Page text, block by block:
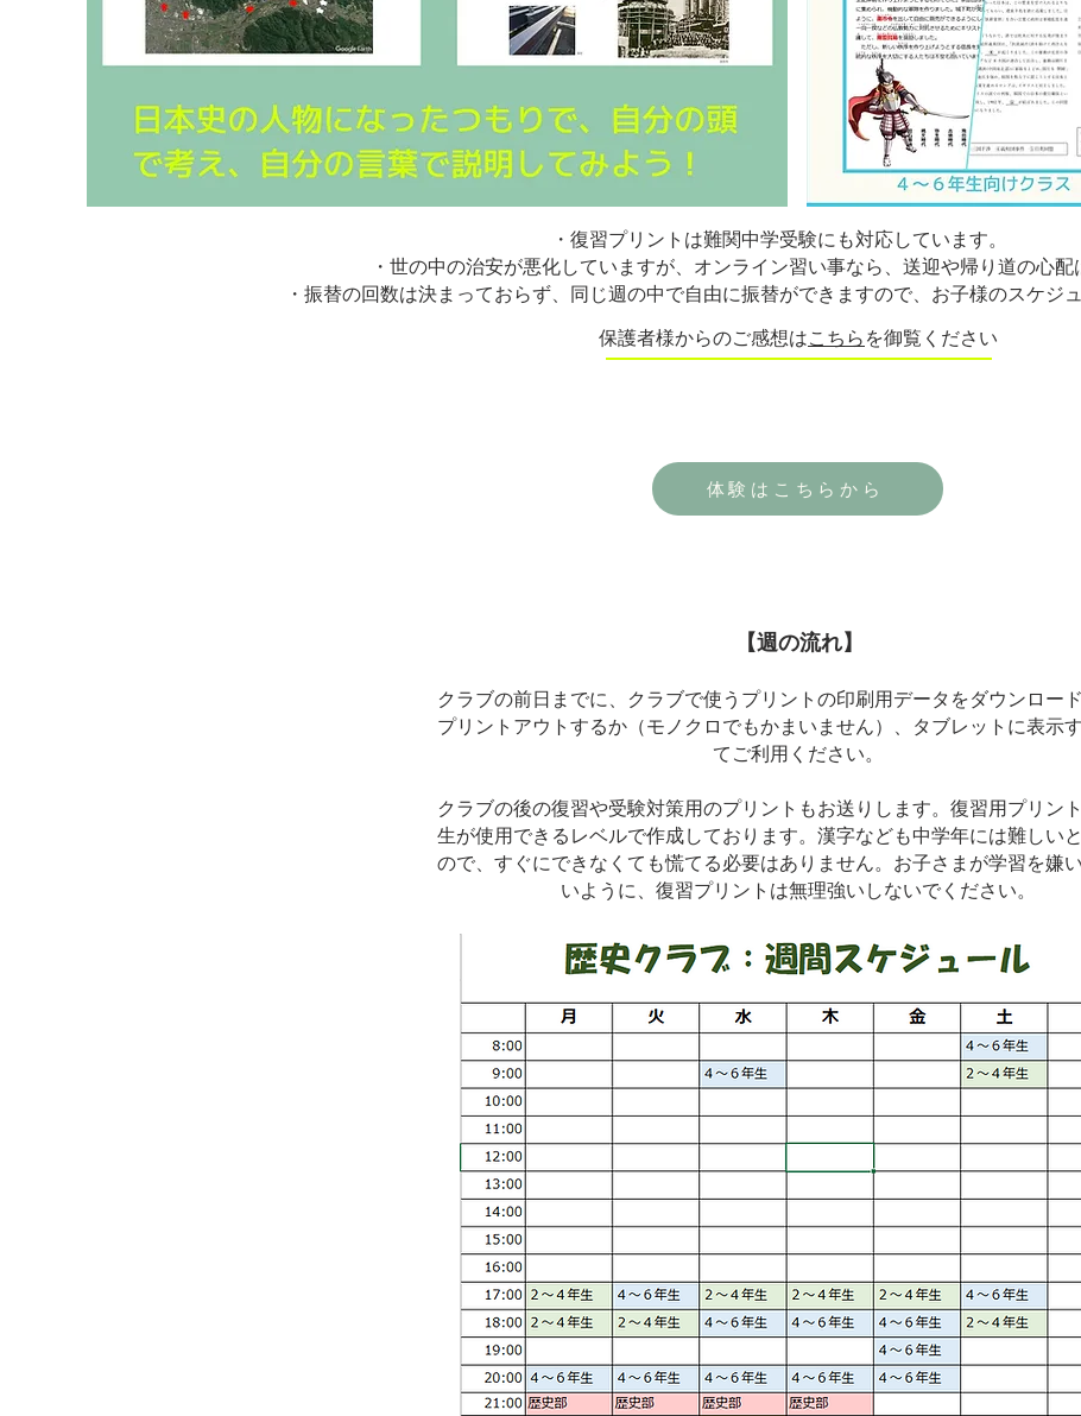
・復習プリントは難関中学受験にも対応しています。
・世の中の治安が悪化していますが、オンライン習い事なら、送迎や帰り道の心配
・振替の回数は決まっておらず、同じ週の中で自由に振替ができますので、お子様のスケジ
保護者様からのご感想はこちら を御覧ください
体験はこちらから
【週の流れ】
クラブの前日までに、クラブで使うプリントの印刷用データをダウンロード
プリントアウトするか（モノクロでもかまいません）、タブレットに表示
てご利用ください。
クラブの後の復習や受験対策用のプリントもお送りします。復習用プリン
生が使用できるレベルで作成しております。漢字なども中学年には難しい
ので、すぐにできなくても慌てる必要はありません。 お子さまが学習を嫌
いように、復習プリントは無理強いしないでください。